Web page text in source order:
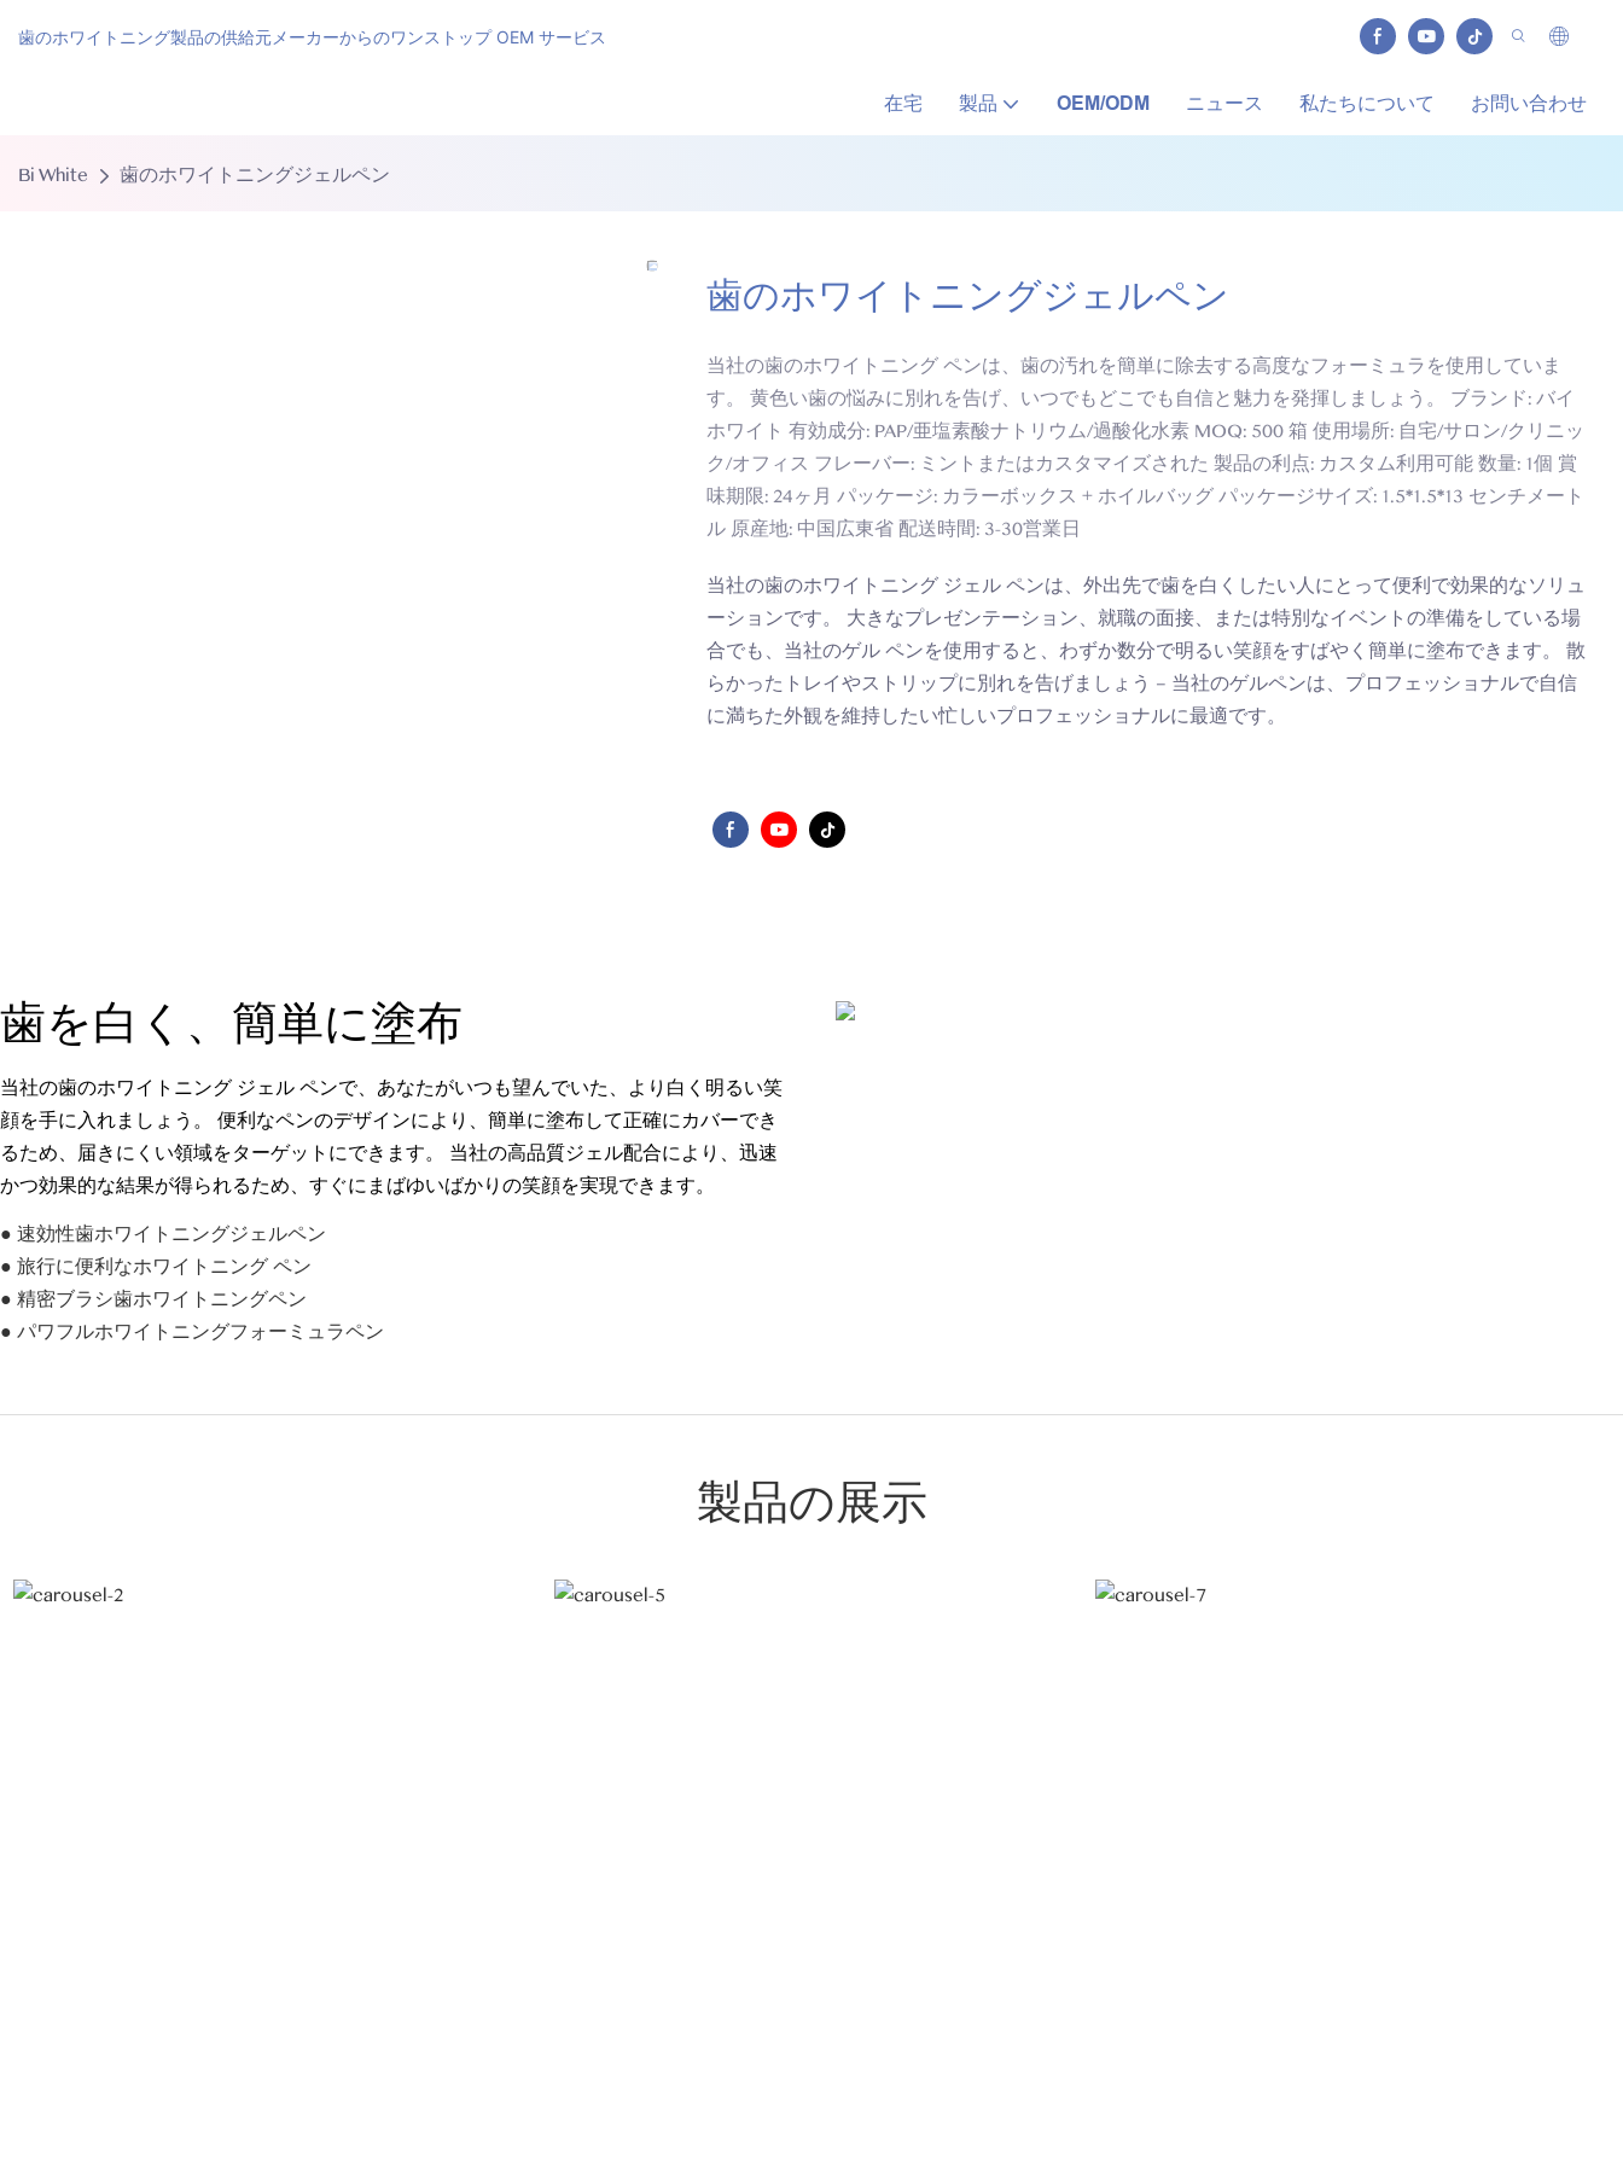
歯のホワイトニング製品の供給元メーカーからのワンストップ OEM サービス
在宅 製品 OEM/ODM ニュース 私たちについて お問い合わせ
Bi White 歯のホワイトニングジェルペン
歯のホワイトニングジェルペン
当社の歯のホワイトニング ペンは、歯の汚れを簡単に除去する高度なフォーミュラを使用していま
す。 黄色い歯の悩みに別れを告げ、いつでもどこでも自信と魅力を発揮しましょう。 ブランド: バイ
ホワイト 有効成分: PAP/亜塩素酸ナトリウム/過酸化水素 MOQ: 500 箱 使用場所: 自宅/サロン/クリニッ
ク/オフィス フレーバー: ミントまたはカスタマイズされた 製品の利点: カスタム利用可能 数量: 1個 賞
味期限: 24ヶ月 パッケージ: カラーボックス + ホイルバッグ パッケージサイズ: 1.5*1.5*13 センチメート
ル 原産地: 中国広東省 配送時間: 3-30営業日
当社の歯のホワイトニング ジェル ペンは、外出先で歯を白くしたい人にとって便利で効果的なソリュ
ーションです。 大きなプレゼンテーション、就職の面接、または特別なイベントの準備をしている場
合でも、当社のゲル ペンを使用すると、わずか数分で明るい笑顔をすばやく簡単に塗布できます。 散
らかったトレイやストリップに別れを告げましょう – 当社のゲルペンは、プロフェッショナルで自信
に満ちた外観を維持したい忙しいプロフェッショナルに最適です。
歯を白く、簡単に塗布
当社の歯のホワイトニング ジェル ペンで、あなたがいつも望んでいた、より白く明るい笑
顔を手に入れましょう。 便利なペンのデザインにより、簡単に塗布して正確にカバーでき
るため、届きにくい領域をターゲットにできます。 当社の高品質ジェル配合により、迅速
かつ効果的な結果が得られるため、すぐにまばゆいばかりの笑顔を実現できます。
● 速効性歯ホワイトニングジェルペン
● 旅行に便利なホワイトニング ペン
● 精密ブラシ歯ホワイトニングペン
● パワフルホワイトニングフォーミュラペン
製品の展示